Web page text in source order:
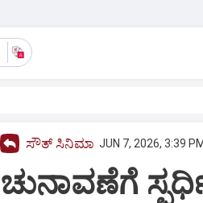
ಸೌತ್‌ ಸಿನಿಮಾ JUN 7, 2026, 3:39
ಚುನಾವಣೆಗೆ